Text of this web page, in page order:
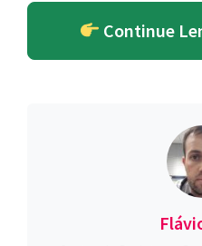
Continue